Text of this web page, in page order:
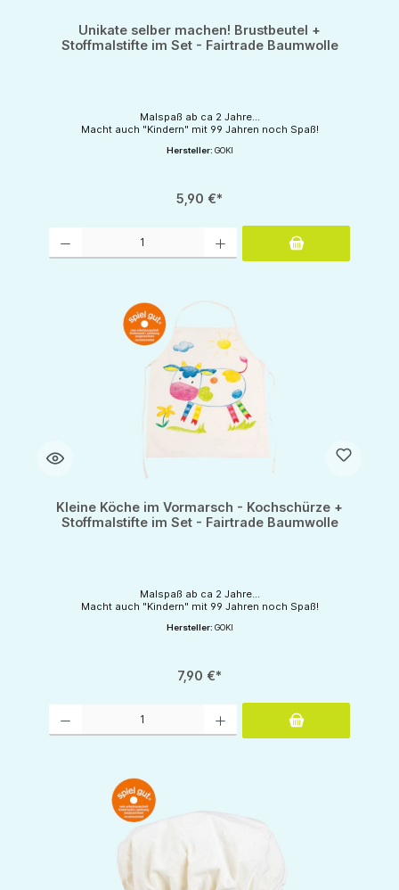
Unikate selber machen! Brustbeutel +
Stoffmalstifte im Set - Fairtrade Baumwolle
Malspaß ab ca 2 Jahre...
Macht auch "Kindern" mit 99 Jahren noch Spaß!
Hersteller: GOKI
5,90 €*
Kleine Köche im Vormarsch - Kochschürze +
Stoffmalstifte im Set - Fairtrade Baumwolle
Malspaß ab ca 2 Jahre...
Macht auch "Kindern" mit 99 Jahren noch Spaß!
Hersteller: GOKI
7,90 €*